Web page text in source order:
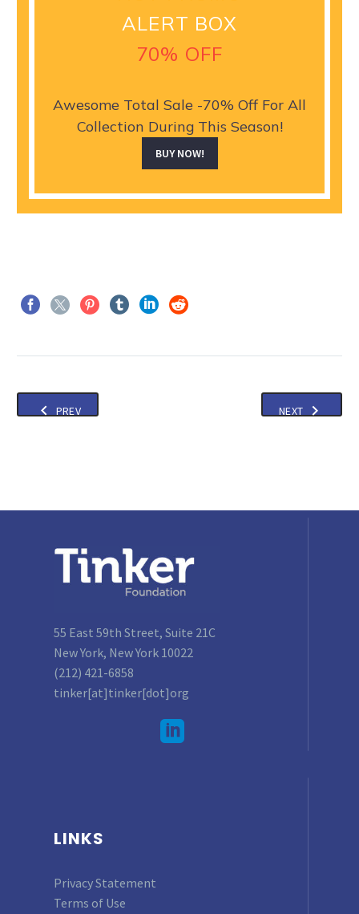
ALERT BOX
70% OFF
Awesome Total Sale -70% Off For All
Collection During This Season!
BUY NOW!
PREV NEXT
55 East 59th Street, Suite 21C
New York, New York 10022
(212) 421-6858
tinker[at]tinker[dot]org
LINKS
Privacy Statement
Terms of Use